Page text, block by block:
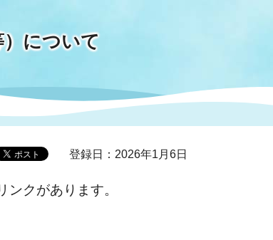
ごみ・環境
人権・男女共同参画
生活保護
医療センター
芸術
国際・国内交流
企業支援・起業支援
環境法令等に基づく届出
財政
情報公開・個人情報保護
について
登録日：2026年1月6日
クがあります。